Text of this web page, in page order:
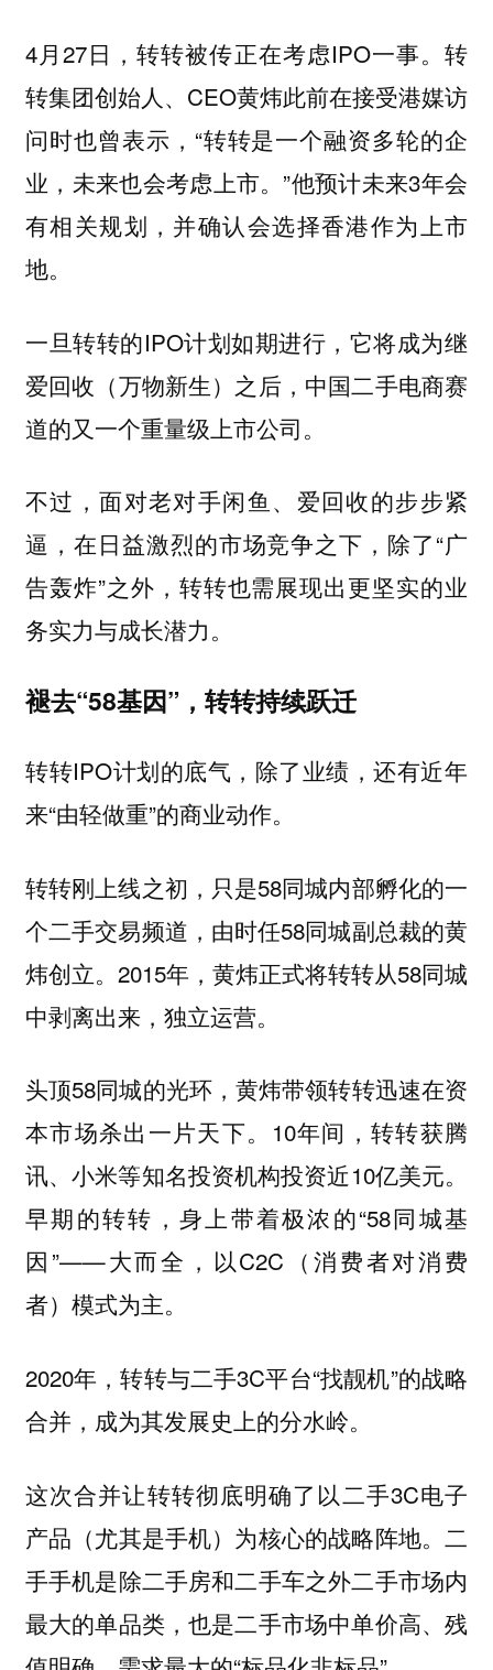
4月27日，转转被传正在考虑IPO一事。转
转集团创始人、CEO黄炜此前在接受港媒访
问时也曾表示，“转转是一个融资多轮的企
业，未来也会考虑上市。”他预计未来3年会
有相关规划，并确认会选择香港作为上市
地。
一旦转转的IPO计划如期进行，它将成为继
爱回收（万物新生）之后，中国二手电商赛
道的又一个重量级上市公司。
不过，面对老对手闲鱼、爱回收的步步紧
逼，在日益激烈的市场竞争之下，除了“广
告轰炸”之外，转转也需展现出更坚实的业
务实力与成长潜力。
褪去“58基因”，转转持续跃迁
转转IPO计划的底气，除了业绩，还有近年
来“由轻做重”的商业动作。
转转刚上线之初，只是58同城内部孵化的一
个二手交易频道，由时任58同城副总裁的黄
炜创立。2015年，黄炜正式将转转从58同城
中剥离出来，独立运营。
头顶58同城的光环，黄炜带领转转迅速在资
本市场杀出一片天下。10年间，转转获腾
讯、小米等知名投资机构投资近10亿美元。
早期的转转，身上带着极浓的“58同城基
因”——大而全，以C2C（消费者对消费
者）模式为主。
2020年，转转与二手3C平台“找靓机”的战略
合并，成为其发展史上的分水岭。
这次合并让转转彻底明确了以二手3C电子
产品（尤其是手机）为核心的战略阵地。二
手手机是除二手房和二手车之外二手市场内
最大的单品类，也是二手市场中单价高、残